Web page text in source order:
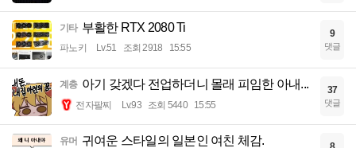
기타 부활한 RTX 2080 Ti
파노키 Lv.51 조회 2918 15:55
9
댓글
계층 아기 갖겠다 전업하더니 몰래 피임한 아내...
전자팔찌 Lv.93 조회 5440 15:55
37
댓글
유머 귀여운 스타일의 일본인 여친 체감.